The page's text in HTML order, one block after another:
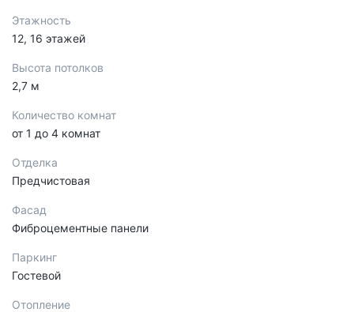
Этажность
12, 16 этажей
Высота потолков
2,7 м
Количество комнат
от 1 до 4 комнат
Отделка
Предчистовая
Фасад
Фиброцементные панели
Паркинг
Гостевой
Отопление